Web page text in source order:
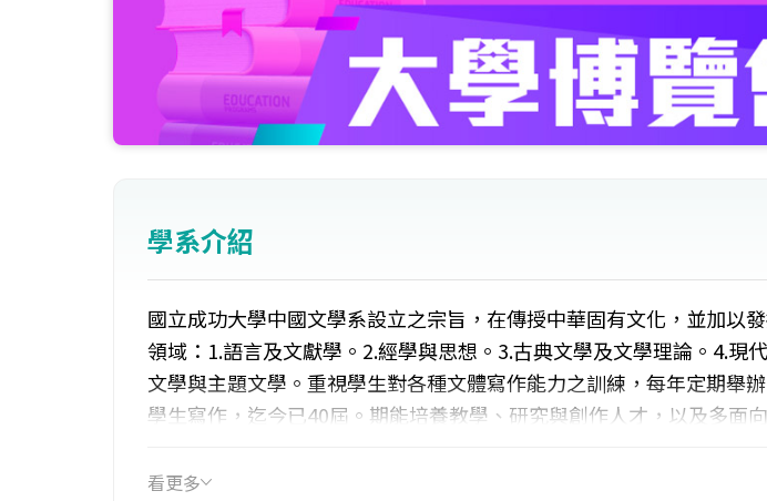
學系介紹
國立成功大學中國文學系設立之宗旨，在傳授中華固有文化，並加以
領域：1.語言及文獻學。2.經學與思想。3.古典文學及文學理論。4.現
文學與主題文學。重視學生對各種文體寫作能力之訓練，每年定期舉
學生寫作，迄今已40屆。期能培養教學、研究與創作人才，以及多面
看更多